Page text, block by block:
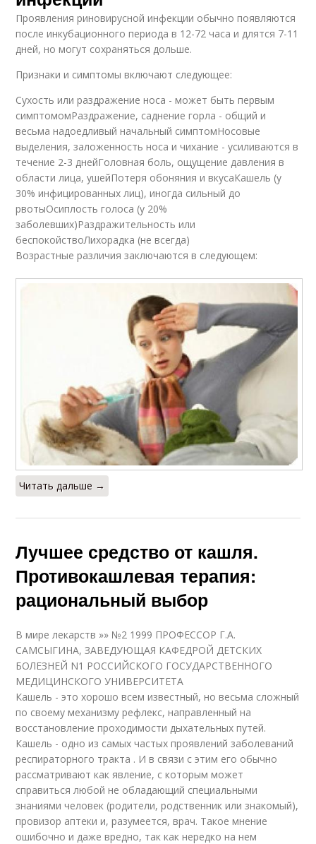
Проявления риновирусной инфекции обычно появляются
после инкубационного периода в 12-72 часа и длятся 7-11
дней, но могут сохраняться дольше.
Признаки и симптомы включают следующее:
Сухость или раздражение носа - может быть первым
симптомомРаздражение, саднение горла - общий и
весьма надоедливый начальный симптомНосовые
выделения, заложенность носа и чихание - усиливаются в
течение 2-3 днейГоловная боль, ощущение давления в
области лица, ушейПотеря обоняния и вкусаКашель (у
30% инфицированных лиц), иногда сильный до
рвотыОсиплость голоса (у 20%
заболевших)Раздражительность или
беспокойствоЛихорадка (не всегда)
Возрастные различия заключаются в следующем:
Читать дальше →
Лучшее средство от кашля.
Противокашлевая терапия:
рациональный выбор
В мире лекарств »» №2 1999 ПРОФЕССОР Г.А.
САМСЫГИНА, ЗАВЕДУЮЩАЯ КАФЕДРОЙ ДЕТСКИХ
БОЛЕЗНЕЙ N1 РОССИЙСКОГО ГОСУДАРСТВЕННОГО
МЕДИЦИНСКОГО УНИВЕРСИТЕТА
Кашель - это хорошо всем известный, но весьма сложный
по своему механизму рефлекс, направленный на
восстановление проходимости дыхательных путей.
Кашель - одно из самых частых проявлений заболеваний
респираторного тракта . И в связи с этим его обычно
рассматривают как явление, с которым может
справиться любой не обладающий специальными
знаниями человек (родители, родственник или знакомый),
провизор аптеки и, разумеется, врач. Такое мнение
ошибочно и даже вредно, так как нередко на нем